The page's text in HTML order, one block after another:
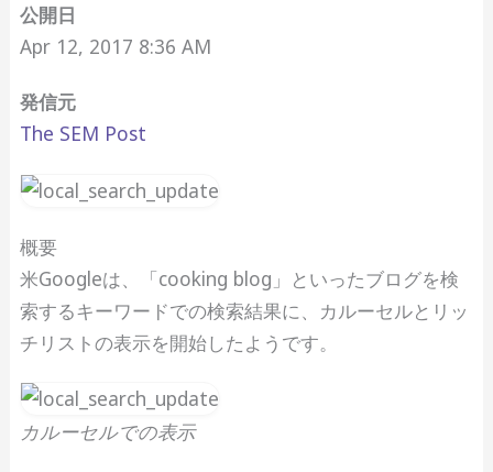
公開日
Apr 12, 2017 8:36 AM
発信元
The SEM Post
概要
米Googleは、「cooking blog」といったブログを検
索するキーワードでの検索結果に、カルーセルとリッ
チリストの表示を開始したようです。
カルーセルでの表示